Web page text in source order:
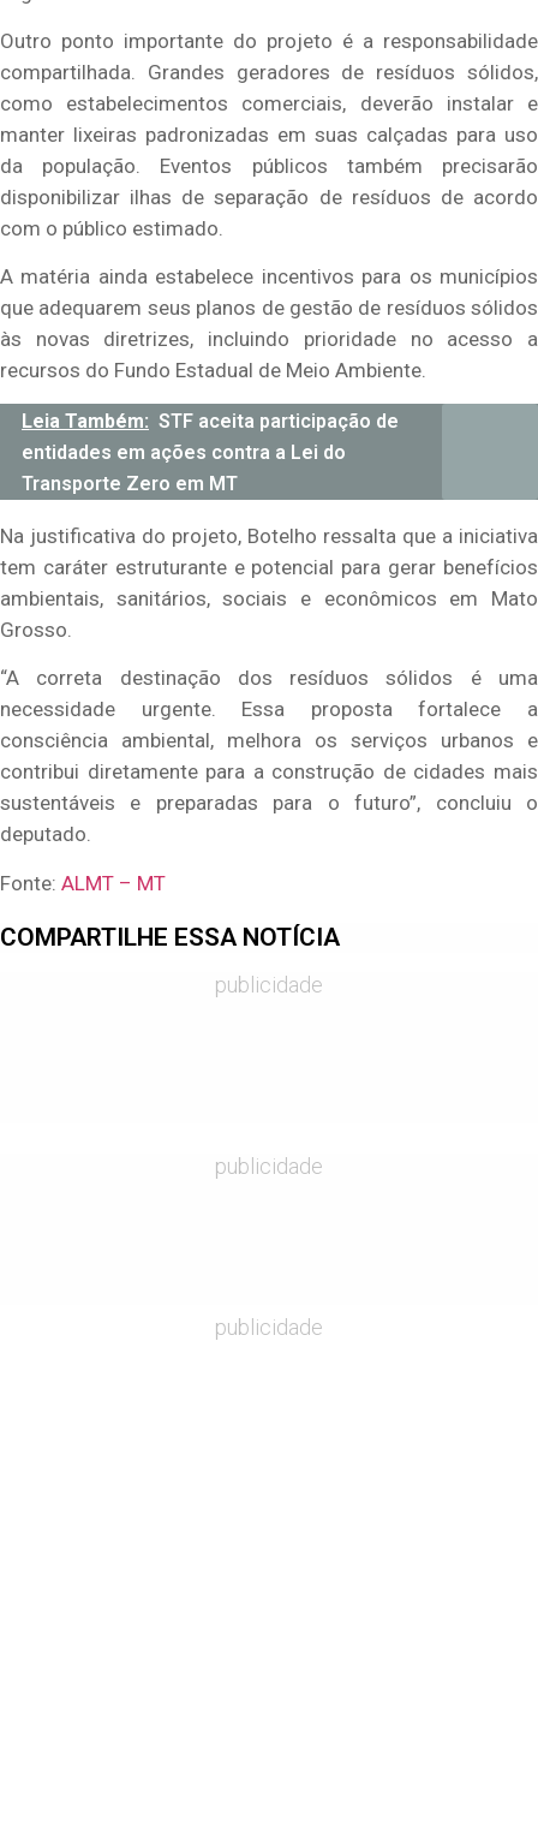
Outro ponto importante do projeto é a responsabilidade
compartilhada. Grandes geradores de resíduos sólidos,
como estabelecimentos comerciais, deverão instalar e
manter lixeiras padronizadas em suas calçadas para uso
da população. Eventos públicos também precisarão
disponibilizar ilhas de separação de resíduos de acordo
com o público estimado.
A matéria ainda estabelece incentivos para os municípios
que adequarem seus planos de gestão de resíduos sólidos
às novas diretrizes, incluindo prioridade no acesso a
recursos do Fundo Estadual de Meio Ambiente.
Leia Também: STF aceita participação de
entidades em ações contra a Lei do
Transporte Zero em MT
Na justificativa do projeto, Botelho ressalta que a iniciativa
tem caráter estruturante e potencial para gerar benefícios
ambientais, sanitários, sociais e econômicos em Mato
Grosso.
“A correta destinação dos resíduos sólidos é uma
necessidade urgente. Essa proposta fortalece a
consciência ambiental, melhora os serviços urbanos e
contribui diretamente para a construção de cidades mais
sustentáveis e preparadas para o futuro”, concluiu o
deputado.
Fonte: ALMT – MT
COMPARTILHE ESSA NOTÍCIA
publicidade
publicidade
publicidade